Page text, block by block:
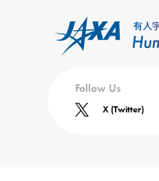
Follow Us
X (Twitter)